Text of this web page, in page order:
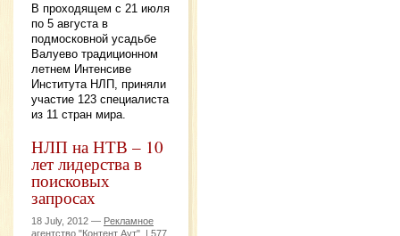
В проходящем с 21 июля
по 5 августа в
подмосковной усадьбе
Валуево традиционном
летнем Интенсиве
Института НЛП, приняли
участие 123 специалиста
из 11 стран мира.
НЛП на НТВ – 10
лет лидерства в
поисковых
запросах
18 July, 2012 — Рекламное
агентство "Контент Аут"
577